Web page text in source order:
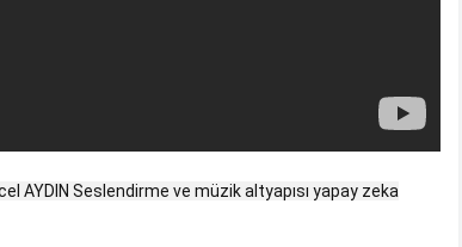
AYDIN Seslendirme ve müzik altyapısı yapay zeka